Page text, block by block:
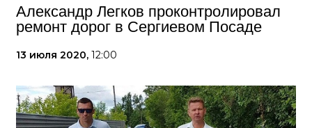
Александр Легков проконтролировал
ремонт дорог в Сергиевом Посаде
13 июля 2020, 12:00